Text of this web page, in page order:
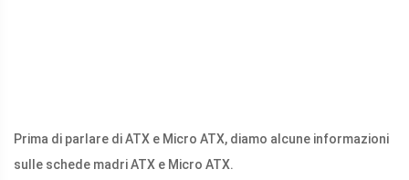
Prima di parlare di ATX e Micro ATX, diamo alcune informazioni
sulle schede madri ATX e Micro ATX.